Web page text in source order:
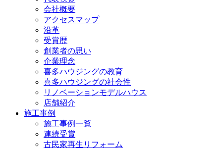
会社概要
アクセスマップ
沿革
受賞歴
創業者の思い
企業理念
喜多ハウジングの教育
喜多ハウジングの社会性
リノベーションモデルハウス
店舗紹介
施工事例
施工事例一覧
連続受賞
古民家再生リフォーム